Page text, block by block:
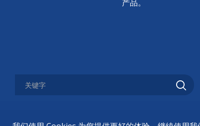
产品。